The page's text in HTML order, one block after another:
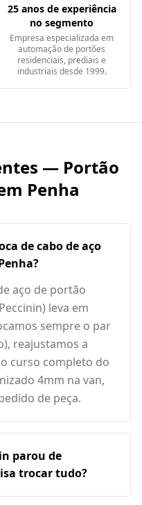
25 anos de experiência
no segmento
Empresa especializada em
automação de portões
residenciais, prediais e
industriais desde 1999.
— Portão
Penha
de cabo de aço
aço de portão
leva em
sempre o par
reajustamos a
curso completo do
4mm na van,
de peça.
parou de
trocar tudo?